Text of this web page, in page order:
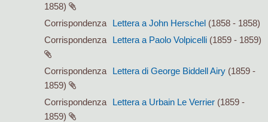
1858)
Corrispondenza
Lettera a John Herschel (1858 - 1858)
Corrispondenza
Lettera a Paolo Volpicelli (1859 - 1859)
Corrispondenza Lettera di George Biddell Airy (1859 -
1859)
Corrispondenza
Lettera a Urbain Le Verrier (1859 -
1859)